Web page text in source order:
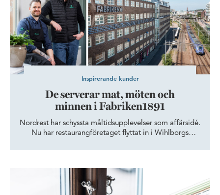
Inspirerande kunder
De serverar mat, möten och
minnen i Fabriken1891
Nordrest har schyssta måltidsupplevelser som affärsidé.
Nu har restaurangföretaget flyttat in i Wihlborgs
Nya energieffektiva fönster bevarar historiska värden i